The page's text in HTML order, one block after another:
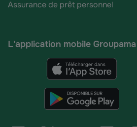
Assurance de prêt personnel
L'application mobile Groupama